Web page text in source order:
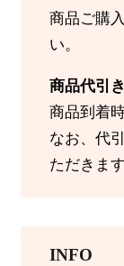
商品ご購
い。
商品代引
商品到着
なお、代
ただきます
INFO